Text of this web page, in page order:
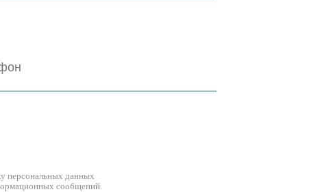
персональных данных
сообщений.